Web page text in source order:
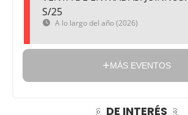
S/25
A lo largo del año (2026)
MÁS EVENTOS
DE INTERÉS